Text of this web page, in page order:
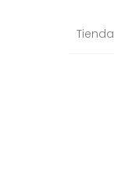
Tienda